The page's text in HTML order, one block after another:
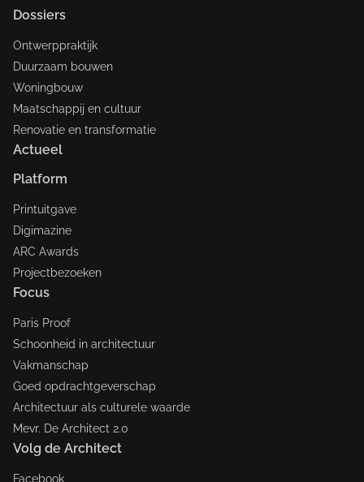
Dossiers
Ontwerppraktijk
Duurzaam bouwen
Woningbouw
Maatschappij en cultuur
Renovatie en transformatie
Actueel
Platform
Printuitgave
Digimazine
ARC Awards
Projectbezoeken
Focus
Paris Proof
Schoonheid in architectuur
Vakmanschap
Goed opdrachtgeverschap
Architectuur als culturele waarde
Mevr. De Architect 2.0
Volg de Architect
Facebook